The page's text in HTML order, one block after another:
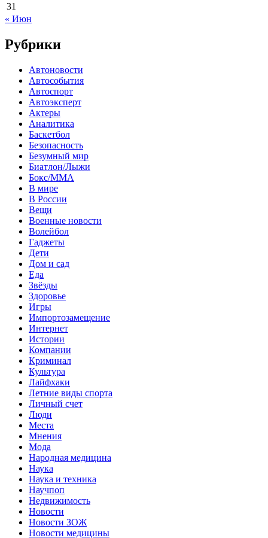
31
« Июн
Рубрики
Автоновости
Автособытия
Автоспорт
Автоэксперт
Актеры
Аналитика
Баскетбол
Безопасность
Безумный мир
Биатлон/Лыжи
Бокс/MMA
В мире
В России
Вещи
Военные новости
Волейбол
Гаджеты
Дети
Дом и сад
Еда
Звёзды
Здоровье
Игры
Импортозамещение
Интернет
Истории
Компании
Криминал
Культура
Лайфхаки
Летние виды спорта
Личный счет
Люди
Места
Мнения
Мода
Народная медицина
Наука
Наука и техника
Научпоп
Недвижимость
Новости
Новости ЗОЖ
Новости медицины